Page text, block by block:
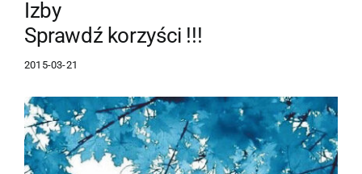
Izby
Sprawdź korzyści !!!
2015-03-21
Pokaż
większy
obrazek